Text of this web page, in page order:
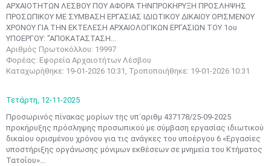
ΑΡΧΑΙΟΤΗΤΩΝ ΛΕΣΒΟΥ ΠΟΥ ΑΦΟΡΑ ΤΗΝΠΡΟΚΗΡΥΞΗ ΠΡΟΣΛΗΨΗΣ
ΠΡΟΣΩΠΙΚΟΥ ΜΕ ΣΥΜΒΑΣΗ ΕΡΓΑΣΙΑΣ ΙΔΙΩΤΙΚΟΥ ΔΙΚΑΙΟΥ ΟΡΙΣΜΕΝΟΥ
ΧΡΟΝΟΥ ΓΙΑ ΤΗΝ ΕΚΤΕΛΕΣΗ ΑΡΧΑΙΟΛΟΓΙΚΩΝ ΕΡΓΑΣΙΩΝ ΤΟΥ 1ου
ΥΠΟΕΡΓΟΥ: "ΑΠΟΚΑΤΑΣΤΑΣΗ...
Αριθμός Πρωτοκόλλου: 19997
Φορέας: Εφορεία Αρχαιοτήτων Λέσβου
Καταχωρήθηκε: 19-01-2026 10:31, Τροποποιήθηκε: 19-01-2026 10:31
Τετάρτη, 12-11-2025
Προσωρινός πίνακας μορίων της υπ΄αριθμ 437178/25-09-2025
προκήρυξης πρόσληψης προσωπικού με σύμβαση εργασίας ιδιωτικού
δικαίου ορισμένου χρόνου για τις ανάγκες του υποέργου 6 «Εργασίες
υποστήριξης οργάνωσης μόνιμων εκθέσεων σε μνημεία του Κτήματος
Τατοΐου»...